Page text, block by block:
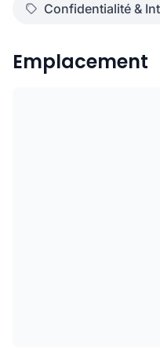
Confidentialité &
Emplacement